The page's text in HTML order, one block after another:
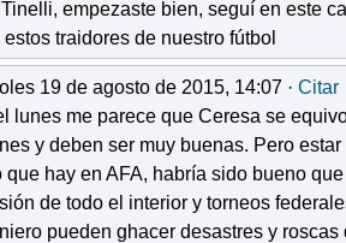
empezaste bien, seguí en este
traidores de nuestro fútbol
19 de agosto de 2015, 14:07 · Citar
lunes me parece que Ceresa se
y deben ser muy buenas. Pero
que hay en AFA, habría sido bueno
de todo el interior y torneos
pueden ghacer desastres y